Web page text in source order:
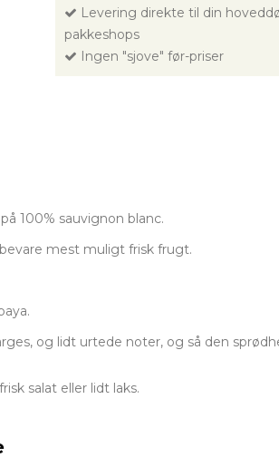
Levering direkte til din
pakkeshops
Ingen "sjove" før-priser
100% sauvignon blanc.
mest muligt frisk frugt.
og lidt urtede noter, og så den
salat eller lidt laks.